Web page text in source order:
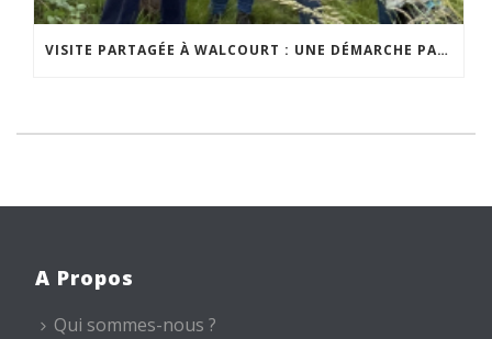
VISITE PARTAGÉE À WALCOURT : UNE DÉMARCHE PARTICIPATIVE ANIMÉE PAR ESPACE ENVIRONNEMENT
A Propos
Qui sommes-nous ?